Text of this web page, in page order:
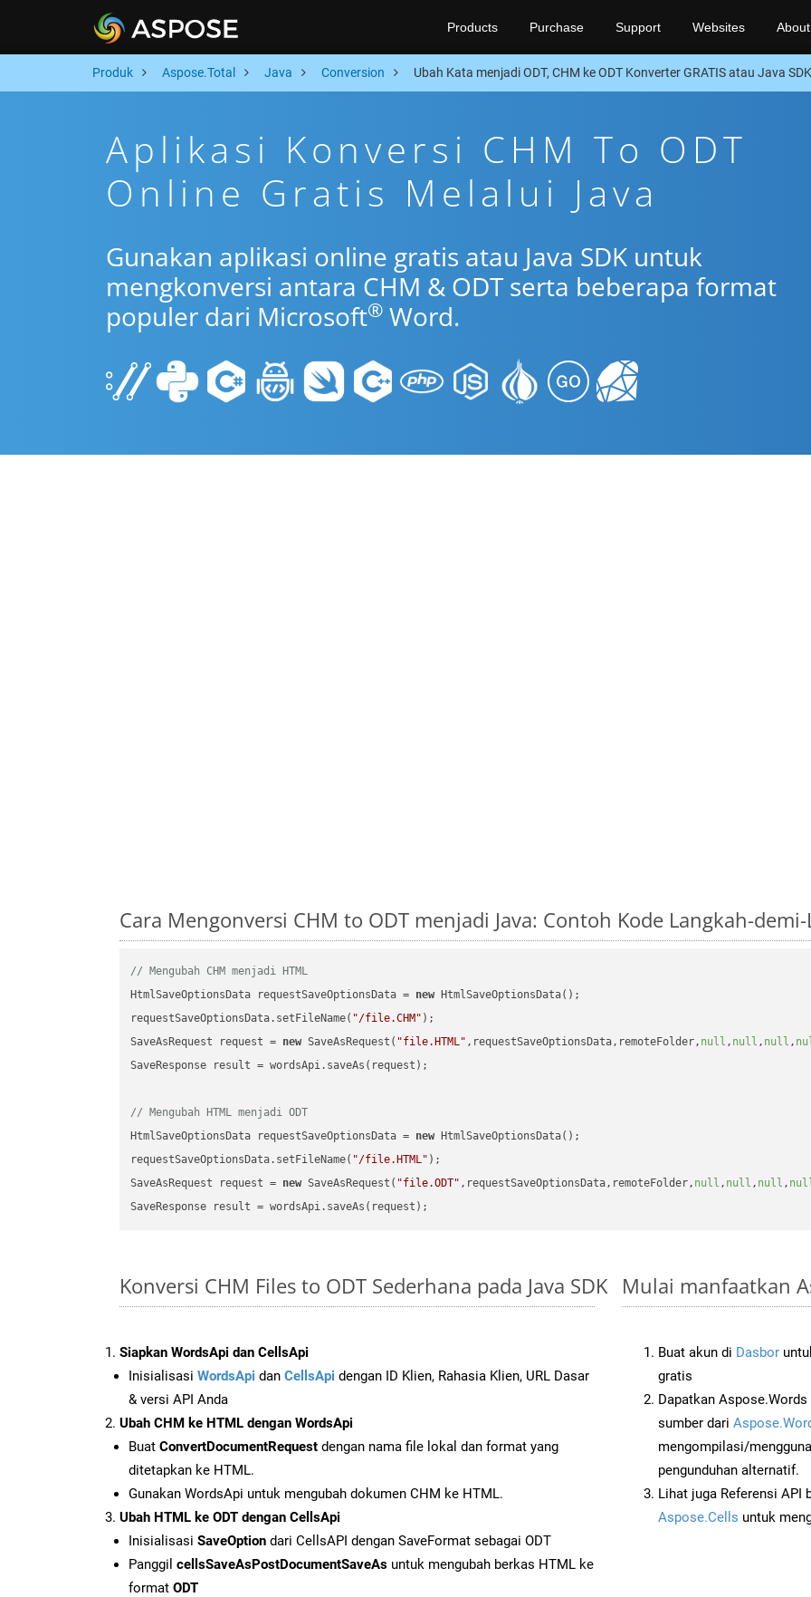
Products Purchase Support Websites About
Produk Aspose.Total Java Conversion Ubah Kata menjadi ODT, CHM ke ODT Konverter GRATIS atau Java SDK
Aplikasi Konversi CHM To ODT
Online Gratis Melalui Java
Gunakan aplikasi online gratis atau Java SDK untuk
mengkonversi antara CHM & ODT serta beberapa format
populer dari Microsoft® Word.
Cara Mengonversi CHM to ODT menjadi Java: Contoh Kode Langkah-
// Mengubah CHM menjadi HTML
HtmlSaveOptionsData requestSaveOptionsData = new HtmlSaveOptionsData();
requestSaveOptionsData.setFileName( "/file.CHM" );
SaveAsRequest request = new SaveAsRequest( "file.HTML" ,requestSaveOptionsData,remoteFolder, null , null , null ,
SaveResponse result = wordsApi.saveAs(request);
// Mengubah HTML menjadi ODT
HtmlSaveOptionsData requestSaveOptionsData = new HtmlSaveOptionsData();
requestSaveOptionsData.setFileName( "/file.HTML" );
SaveAsRequest request = new SaveAsRequest( "file.ODT" ,requestSaveOptionsData,remoteFolder, null , null , null ,
Konversi CHM Files to ODT Sederhana pada Java SDK
Siapkan WordsApi dan CellsApi
Inisialisasi WordsApi dan CellsApi dengan ID Klien, Rahasia Klien, URL Dasar
& versi API Anda
Ubah CHM ke HTML dengan WordsApi
Buat ConvertDocumentRequest dengan nama file lokal dan format yang
ditetapkan ke HTML.
Gunakan WordsApi untuk mengubah dokumen CHM ke HTML.
Ubah HTML ke ODT dengan CellsApi
Inisialisasi SaveOption dari CellsAPI dengan SaveFormat sebagai ODT
Panggil cellsSaveAsPostDocumentSaveAs untuk mengubah berkas HTML ke
format ODT
Mulai manfaatkan
Buat akun di Dasbor
gratis
Dapatkan
sumber dari
mengompilasi/
pengunduhan alternatif.
Lihat juga Referensi API
Aspose.Cells untuk